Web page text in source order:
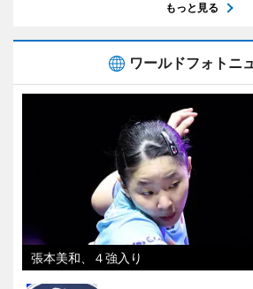
もっと見る
ワールドフォトニ
張本美和、４強入り